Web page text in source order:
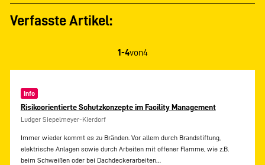
Verfasste Artikel:
1-4von4
Info
Risikoorientierte Schutzkonzepte im Facility Management
Ludger Siepelmeyer-Kierdorf
Immer wieder kommt es zu Bränden. Vor allem durch Brandstiftung,
elektrische Anlagen sowie durch Arbeiten mit offener Flamme, wie z.B.
beim Schweißen oder bei Dachdeckerarbeiten…